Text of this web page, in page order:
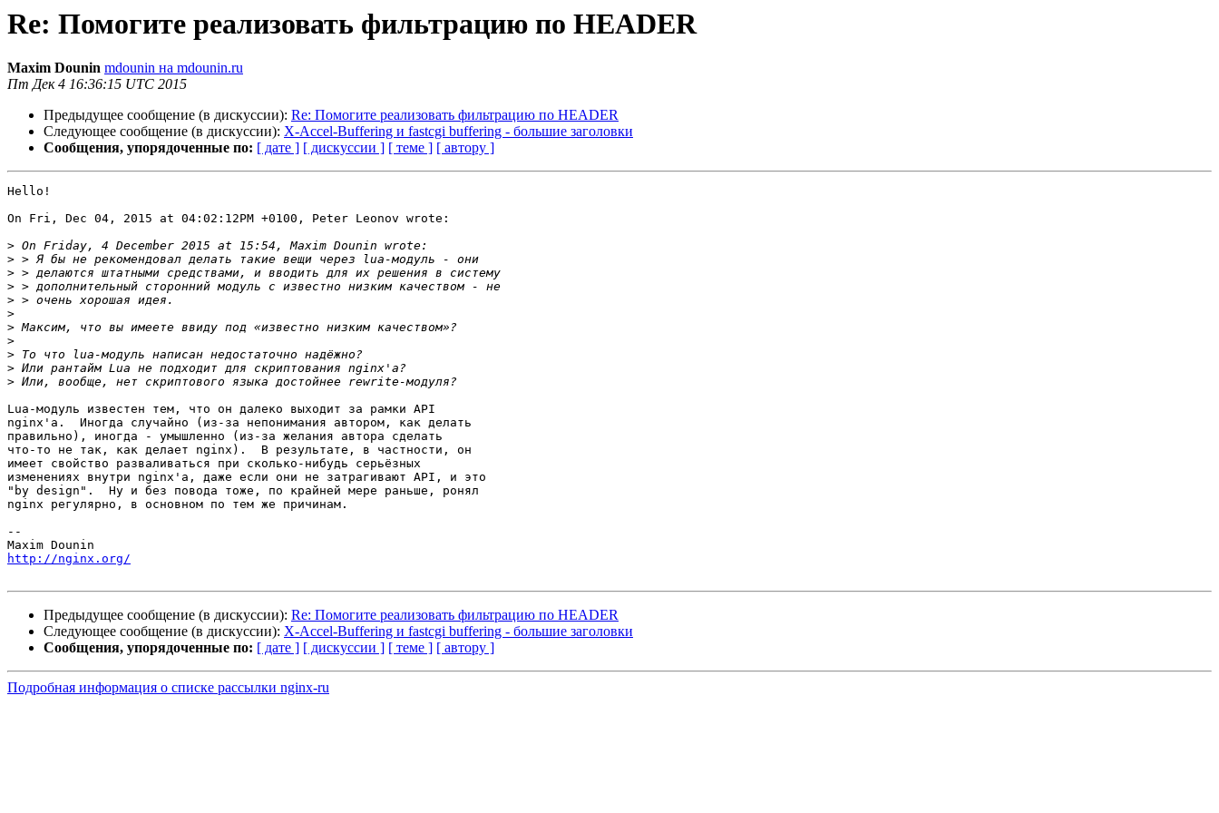
Re: Помогите реализовать фильтрацию по HEADER
Maxim Dounin mdounin на mdounin.ru
Пт Дек 4 16:36:15 UTC 2015
Предыдущее сообщение (в дискуссии): Re: Помогите реализовать фильтрацию по HEADER
Следующее сообщение (в дискуссии): X-Accel-Buffering и fastcgi buffering - большие заголовки
Сообщения, упорядоченные по: [ дате ] [ дискуссии ] [ теме ] [ автору ]
Hello!
On Fri, Dec 04, 2015 at 04:02:12PM +0100, Peter Leonov wrote:
>
>
>
>
>
>
>
>
>
>
>
Lua-модуль известен тем, что он далеко выходит за рамки API
nginx'а.  Иногда случайно (из-за непонимания автором, как делать
правильно), иногда - умышленно (из-за желания автора сделать
что-то не так, как делает nginx).  В результате, в частности, он
имеет свойство разваливаться при сколько-нибудь серьёзных
изменениях внутри nginx'а, даже если они не затрагивают API, и это
"by design".  Ну и без повода тоже, по крайней мере раньше, ронял
nginx регулярно, в основном по тем же причинам.
--
http://nginx.org/
Предыдущее сообщение (в дискуссии): Re: Помогите реализовать фильтрацию по HEADER
Следующее сообщение (в дискуссии): X-Accel-Buffering и fastcgi buffering - большие заголовки
Сообщения, упорядоченные по: [ дате ] [ дискуссии ] [ теме ] [ автору ]
Подробная информация о списке рассылки nginx-ru